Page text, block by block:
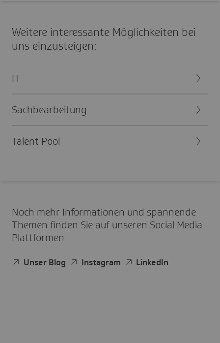
Weitere inter­es­sante Möglich­keiten bei
uns einzu­stei­gen:
IT
Sach­be­ar­bei­tung
Talent Pool
Noch mehr Informationen und spannende
Themen finden Sie auf unseren Social Media
Plattformen
Unser Blog Instagram LinkedIn